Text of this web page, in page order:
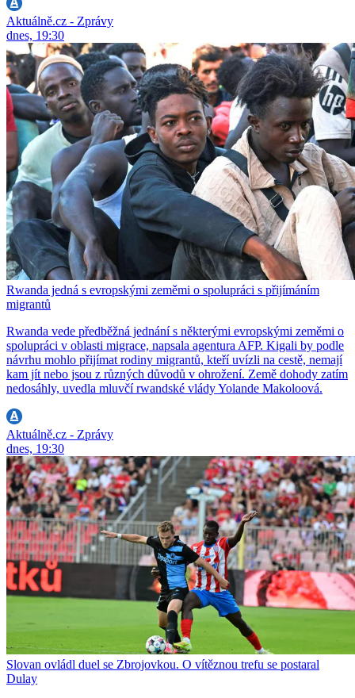
Aktuálně.cz - Zprávy
dnes, 19:30
Rwanda jedná s evropskými zeměmi o spolupráci s přijímáním
migrantů
Rwanda vede předběžná jednání s některými evropskými zeměmi o
spolupráci v oblasti migrace, napsala agentura AFP. Kigali by podle
návrhu mohlo přijímat rodiny migrantů, kteří uvízli na cestě, nemají
kam jít nebo jsou z různých důvodů v ohrožení. Země dohody zatím
nedosáhly, uvedla mluvčí rwandské vlády Yolande Makoloová.
Aktuálně.cz - Zprávy
dnes, 19:30
Slovan ovládl duel se Zbrojovkou. O vítěznou trefu se postaral
Dulay